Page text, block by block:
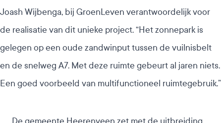
Joash Wijbenga, bij GroenLeven verantwoordelijk voor
de realisatie van dit unieke project. “Het zonnepark is
gelegen op een oude zandwinput tussen de vuilnisbelt
en de snelweg A7. Met deze ruimte gebeurt al jaren niets.
Een goed voorbeeld van multifunctioneel ruimtegebruik.”